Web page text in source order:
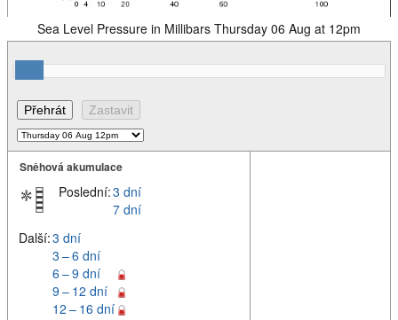
Sea Level Pressure in Millibars Thursday 06 Aug at 12pm
Sněhová akumulace
Poslední:3 dní
7 dní
Další:3 dní
3 – 6 dní
6 – 9 dní
9 – 12 dní
12 – 16 dní